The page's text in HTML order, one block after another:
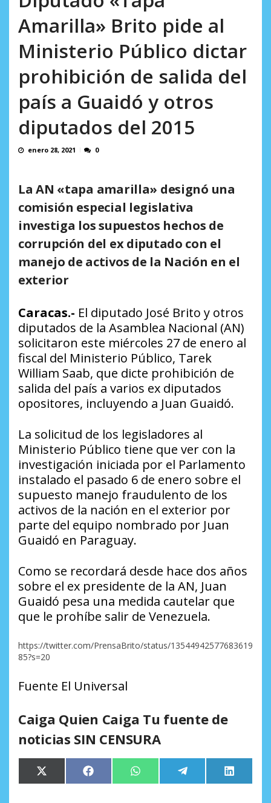
sistemática de derechos humanos en el
Minister...
AGOSTO 6, 2026
Amarilla» Brito pide al
Ministerio Público dictar
prohibición de salida del
país a Guaidó y otros
diputados del 2015
enero 28, 2021 0
La AN «tapa amarilla» designó una
comisión especial legislativa
investiga los supuestos hechos de
corrupción del ex diputado con el
manejo de activos de la Nación en el
exterior
Caracas.- El diputado José Brito y otros
diputados de la Asamblea Nacional (AN)
solicitaron este miércoles 27 de enero al
fiscal del Ministerio Público, Tarek
William Saab, que dicte prohibición de
salida del país a varios ex diputados
opositores, incluyendo a Juan Guaidó.
La solicitud de los legisladores al
Ministerio Público tiene que ver con la
investigación iniciada por el Parlamento
instalado el pasado 6 de enero sobre el
supuesto manejo fraudulento de los
activos de la nación en el exterior por
parte del equipo nombrado por Juan
Guaidó en Paraguay.
Como se recordará desde hace dos años
sobre el ex presidente de la AN, Juan
Guaidó pesa una medida cautelar que
que le prohíbe salir de Venezuela.
https://twitter.com/PrensaBrito/status/13544942577683619
85?s=20
Fuente El Universal
Caiga Quien Caiga Tu fuente de
noticias SIN CENSURA
Compartir
en
X
(Twitter)
Compartir
en
Facebook Compartir
en
WhatsApp Compartir
en
Telegram
en
LinkedIn